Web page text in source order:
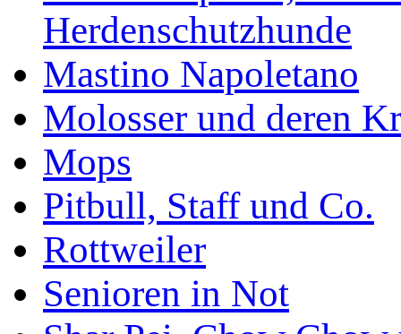
Herdenschutzhunde
Mastino Napoletano
Molosser und deren
Mops
Pitbull, Staff und Co.
Rottweiler
Senioren in Not